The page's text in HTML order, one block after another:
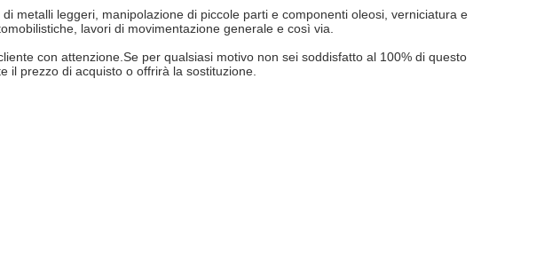
metalli leggeri, manipolazione di piccole parti e componenti oleosi, verniciatura e
lavori di movimentazione generale e così via.
con attenzione.Se per qualsiasi motivo non sei soddisfatto al 100% di questo
il prezzo di acquisto o offrirà la sostituzione.